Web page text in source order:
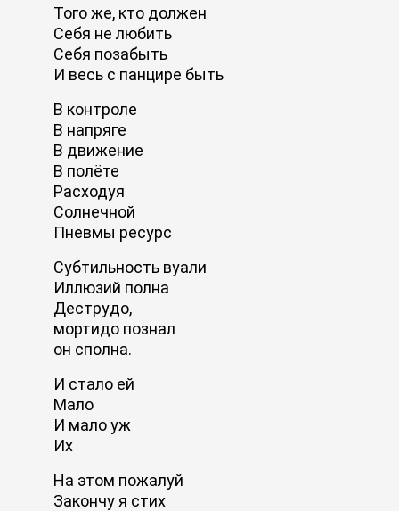
Того же, кто должен
Себя не любить
Себя позабыть
И весь с панцире быть
В контроле
В напряге
В движение
В полёте
Расходуя
Солнечной
Пневмы ресурс
Субтильность вуали
Иллюзий полна
Деструдо,
мортидо познал
он сполна.
И стало ей
Мало
И мало уж
Их
На этом пожалуй
Закончу я стих